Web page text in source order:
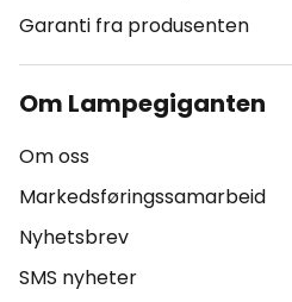
Garanti fra produsenten
Om Lampegiganten
Om oss
Markedsføringssamarbeid
Nyhetsbrev
SMS nyheter